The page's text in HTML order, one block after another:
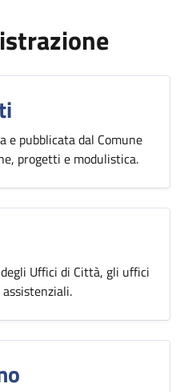
e pubblicata dal Comune
progetti e modulistica.
Uffici di Città, gli uffici